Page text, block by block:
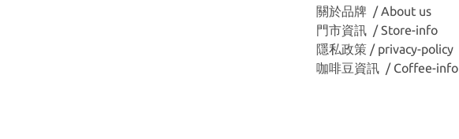
關於品牌 / About us
門市資訊 / Store-info
隱私政策 / privacy-policy
咖啡豆資訊 / Coffee-info